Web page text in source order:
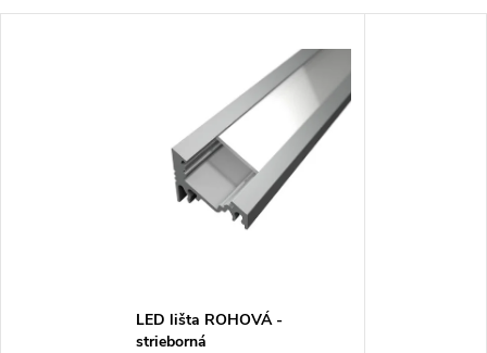
LED lišta ROHOVÁ -
strieborná